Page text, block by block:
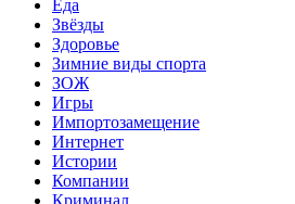
Еда
Звёзды
Здоровье
Зимние виды спорта
ЗОЖ
Игры
Импортозамещение
Интернет
Истории
Компании
Криминал